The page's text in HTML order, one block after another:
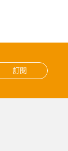
訂閱